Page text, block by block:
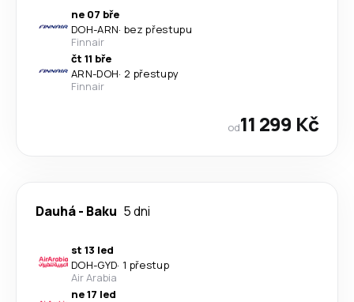
ne 07 bře
DOH-ARN· bez přestupu
Finnair
čt 11 bře
ARN-DOH· 2 přestupy
Finnair
od11 299 Kč
Dauhá- Baku 5 dni
st 13 led
DOH-GYD· 1 přestup
Air Arabia
ne 17 led